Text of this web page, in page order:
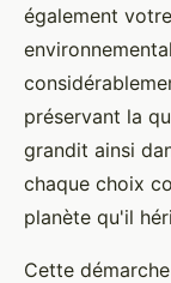
également
préservant la
grandit ainsi
chaque choix
planète qu'il
Cette